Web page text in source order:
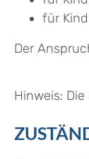
für
Der
Hinweis: